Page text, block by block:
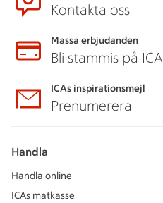
Kontakta oss
Massa erbjudanden
Bli stammis på ICA
ICAs inspirationsmejl
Prenumerera
Handla
Handla online
ICAs matkasse